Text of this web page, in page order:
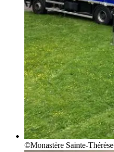
©Monastère Sainte-Thérèse